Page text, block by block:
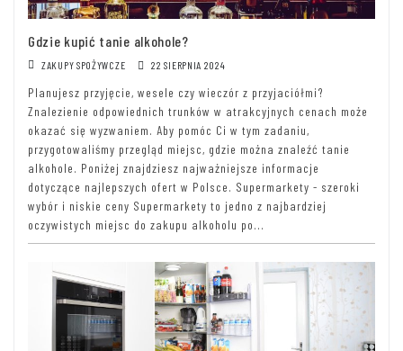
Gdzie kupić tanie alkohole?
ZAKUPY SPOŻYWCZE 22 SIERPNIA 2024
Planujesz przyjęcie, wesele czy wieczór z przyjaciółmi?
Znalezienie odpowiednich trunków w atrakcyjnych cenach może
okazać się wyzwaniem. Aby pomóc Ci w tym zadaniu,
przygotowaliśmy przegląd miejsc, gdzie można znaleźć tanie
alkohole. Poniżej znajdziesz najważniejsze informacje
dotyczące najlepszych ofert w Polsce. Supermarkety - szeroki
wybór i niskie ceny Supermarkety to jedno z najbardziej
oczywistych miejsc do zakupu alkoholu po...